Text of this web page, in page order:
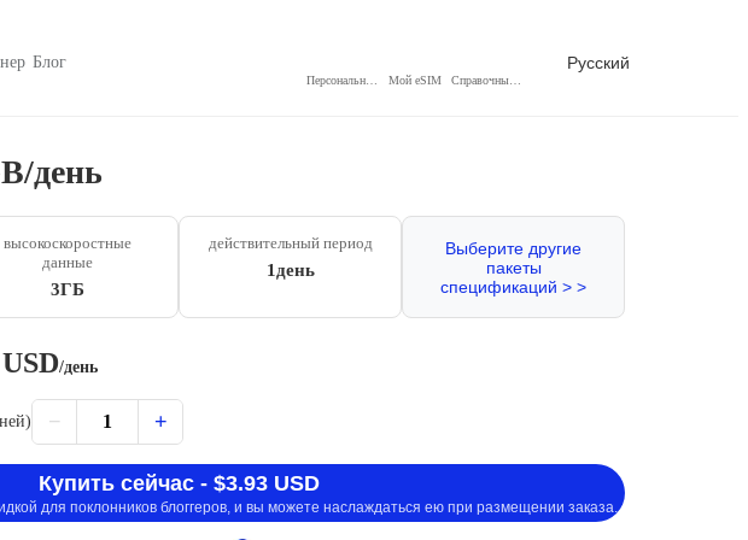
Блог
Мой eSIM
Русский
день
высокоскоростные
данные
3ГБ
действительный период
1день
Выберите другие
пакеты
спецификаций > >
/день
− 1 +
Купить сейчас - $3.93 USD
для поклонников блоггеров, и вы можете наслаждаться ею при размещении заказа.